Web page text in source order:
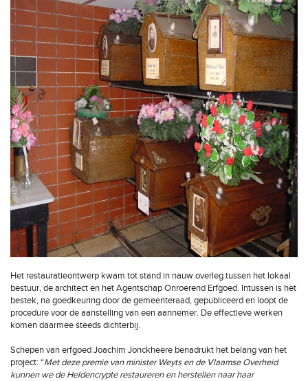
Het restauratieontwerp kwam tot stand in nauw overleg tussen het lokaal
bestuur, de architect en het Agentschap Onroerend Erfgoed. Intussen is het
bestek, na goedkeuring door de gemeenteraad, gepubliceerd en loopt de
procedure voor de aanstelling van een aannemer. De effectieve werken
komen daarmee steeds dichterbij.
Schepen van erfgoed Joachim Jonckheere benadrukt het belang van het
project: “Met deze premie van minister Weyts en de Vlaamse Overheid
kunnen we de Heldencrypte restaureren en herstellen naar haar